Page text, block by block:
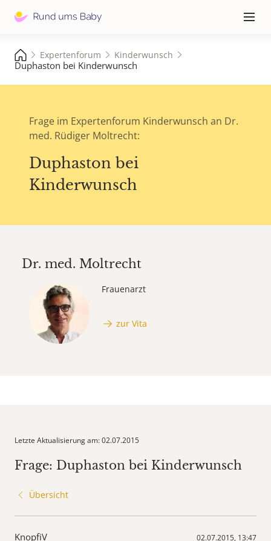
≡
Expertenforum Kinderwunsch
Duphaston bei Kinderwunsch
Frage im Expertenforum Kinderwunsch an Dr.
med. Rüdiger Moltrecht:
Duphaston bei
Kinderwunsch
Dr. med. Moltrecht
Frauenarzt
zur Vita
Letzte Aktualisierung am: 02.07.2015
Frage: Duphaston bei Kinderwunsch
Übersicht
KnopfiV 02.07.2015, 13:47